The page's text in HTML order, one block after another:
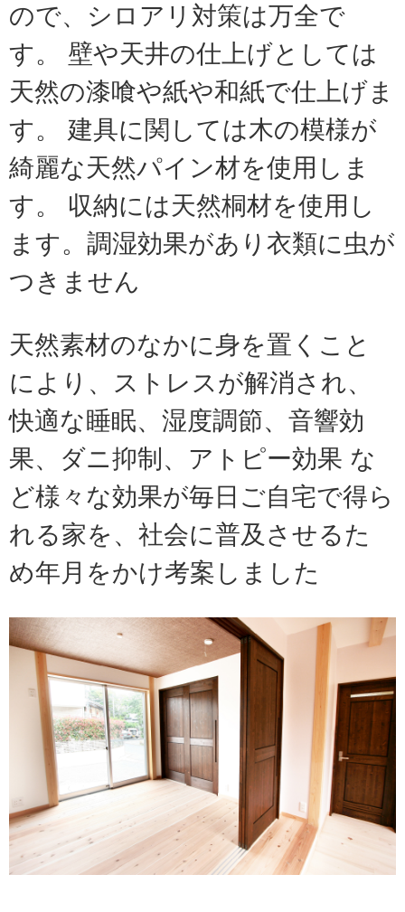
ので、シロアリ対策は万全で
す。 壁や天井の仕上げとしては
天然の漆喰や紙や和紙で仕上げま
す。 建具に関しては木の模様が
綺麗な天然パイン材を使用しま
す。 収納には天然桐材を使用し
ます。調湿効果があり衣類に虫が
つきません
天然素材のなかに身を置くこと
により、ストレスが解消され、
快適な睡眠、湿度調節、音響効
果、ダニ抑制、アトピー効果 な
ど様々な効果が毎日ご自宅で得ら
れる家を、社会に普及させるた
め年月をかけ考案しました